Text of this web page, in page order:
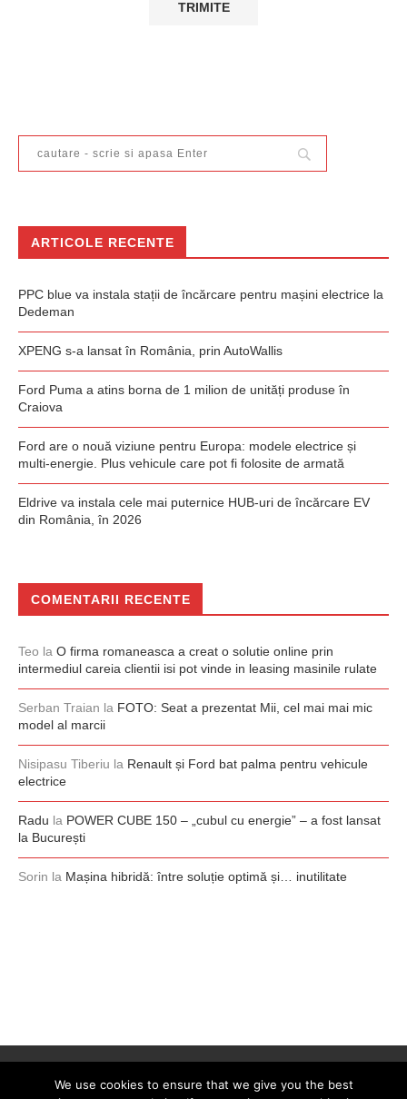
ARTICOLE RECENTE
PPC blue va instala stații de încărcare pentru mașini electrice la
Dedeman
XPENG s-a lansat în România, prin AutoWallis
Ford Puma a atins borna de 1 milion de unități produse în
Craiova
Ford are o nouă viziune pentru Europa: modele electrice și
multi-energie. Plus vehicule care pot fi folosite de armată
Eldrive va instala cele mai puternice HUB-uri de încărcare EV
din România, în 2026
COMENTARII RECENTE
Teo la O firma romaneasca a creat o solutie online prin
intermediul careia clientii isi pot vinde in leasing masinile rulate
Serban Traian la FOTO: Seat a prezentat Mii, cel mai mai mic
model al marcii
Nisipasu Tiberiu la Renault și Ford bat palma pentru vehicule
electrice
Radu la POWER CUBE 150 – „cubul cu energie” – a fost lansat
la București
Sorin la Mașina hibridă: între soluție optimă și… inutilitate
We use cookies to ensure that we give you the best